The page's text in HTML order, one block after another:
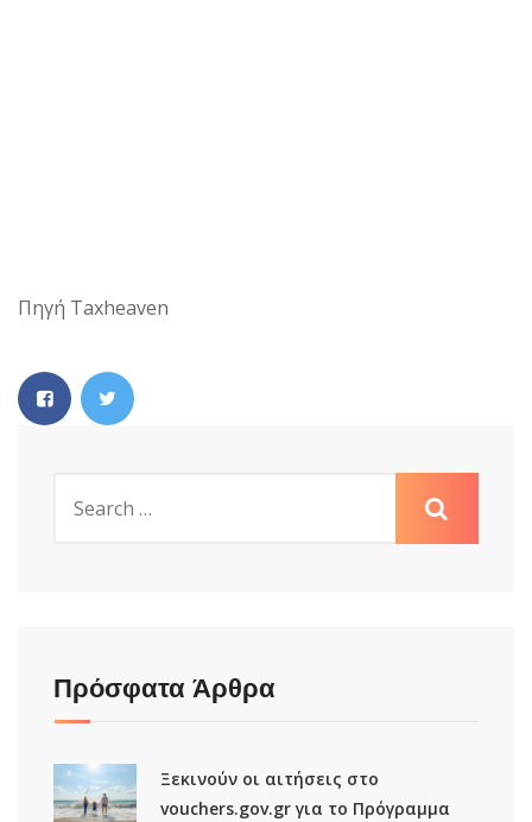
Πηγή Taxheaven
Πρόσφατα Άρθρα
Ξεκινούν οι αιτήσεις στο
vouchers.gov.gr για το Πρόγραμμα